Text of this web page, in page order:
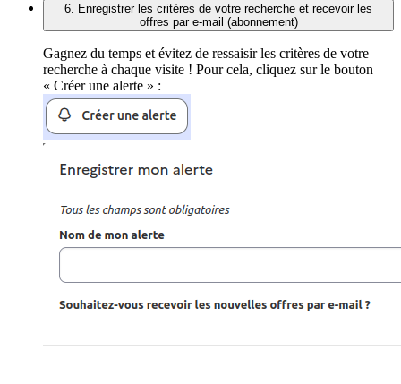
6. Enregistrer les critères de votre recherche et recevoir les
offres par e-mail (abonnement)
Gagnez du temps et évitez de ressaisir les critères de votre
recherche à chaque visite ! Pour cela, cliquez sur le bouton
« Créer une alerte » :